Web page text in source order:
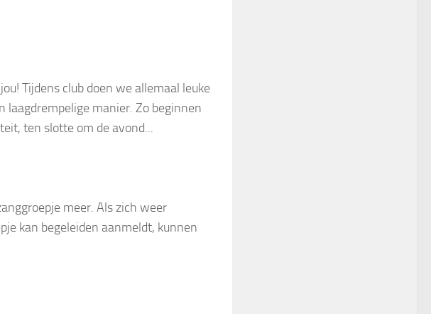
Tijdens club doen we allemaal leuke
manier. Zo beginnen
ten slotte om de avond...
meer. Als zich weer
kan begeleiden aanmeldt, kunnen